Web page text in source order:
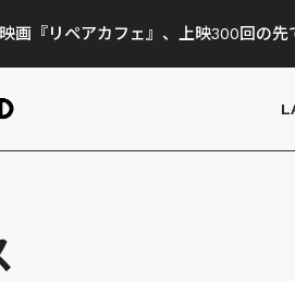
画『リペアカフェ』、上映300回の先